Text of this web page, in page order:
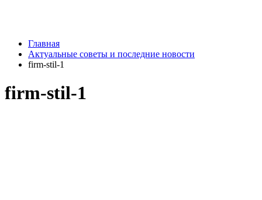
Главная
Актуальные советы и последние новости
firm-stil-1
firm-stil-1